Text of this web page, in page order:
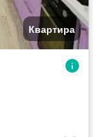
Квартира